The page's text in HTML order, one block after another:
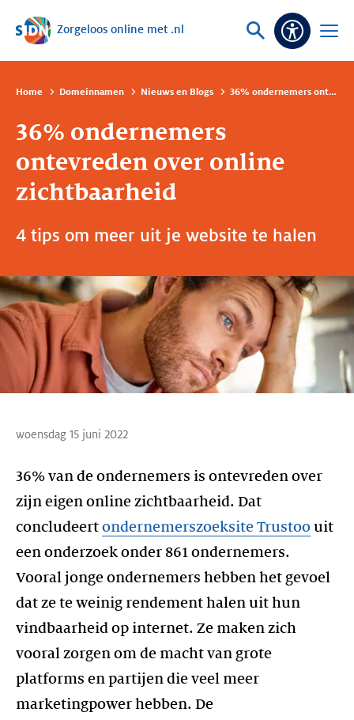
Sla navigatie over
Zorgeloos online met .nl
Vraag
Open
Home Domeinnamen Nieuws en Blogs 36% ondernemers ontevreden over online zichtbaarheid
36% ondernemers
ontevreden over online
zichtbaarheid
4 tips om meer uit je website te halen
woensdag 15 juni 2022
36% van de ondernemers is ontevreden over
zijn eigen online zichtbaarheid. Dat
concludeert ondernemerszoeksite Trustoo uit
een onderzoek onder 861 ondernemers.
Vooral jonge ondernemers hebben het gevoel
dat ze te weinig rendement halen uit hun
vindbaarheid op internet. Ze maken zich
vooral zorgen om de macht van grote
platforms en partijen die veel meer
marketingpower hebben. De